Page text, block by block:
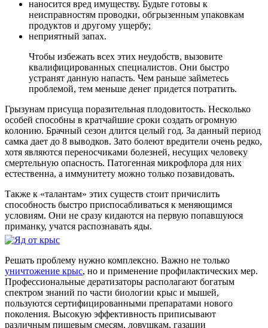
наносится вред имуществу. Будьте готовы к
неисправностям проводки, обгрызенным упаковкам
продуктов и другому ущербу;
неприятный запах.
Чтобы избежать всех этих неудобств, вызовите
квалифицированных специалистов. Они быстро
устранят данную напасть. Чем раньше займетесь
проблемой, тем меньше денег придется потратить.
Грызунам присуща поразительная плодовитость. Несколько
особей способны в кратчайшие сроки создать огромную
колонию. Брачный сезон длится целый год. За данный период
самка дает до 8 выводков. Зато болеют вредители очень редко,
хотя являются переносчиками болезней, несущих человеку
смертельную опасность. Патогенная микрофлора для них
естественна, а иммунитету можно только позавидовать.
Также к «талантам» этих существ стоит причислить
способность быстро приспосабливаться к меняющимся
условиям. Они не сразу кидаются на первую попавшуюся
приманку, учатся распознавать яды.
Решать проблему нужно комплексно. Важно не только
уничтожение крыс, но и применение профилактических мер.
Профессиональные дератизаторы располагают богатым
спектром знаний по части биологии крыс и мышей,
пользуются сертифицированными препаратами нового
поколения. Высокую эффективность приписывают
различным пищевым смесям, ловушкам, газации